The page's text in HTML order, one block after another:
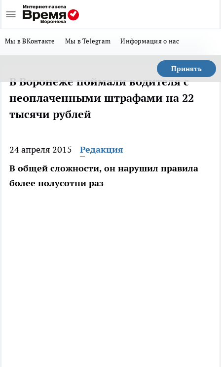
Мы в ВКонтакте Мы в Telegram Информация о нас
Принять
В Воронеже поймали водителя с
неоплаченными штрафами на 22
тысячи рублей
24 апреля 2015
Редакция
В общей сложности, он нарушил правила
более полусотни раз